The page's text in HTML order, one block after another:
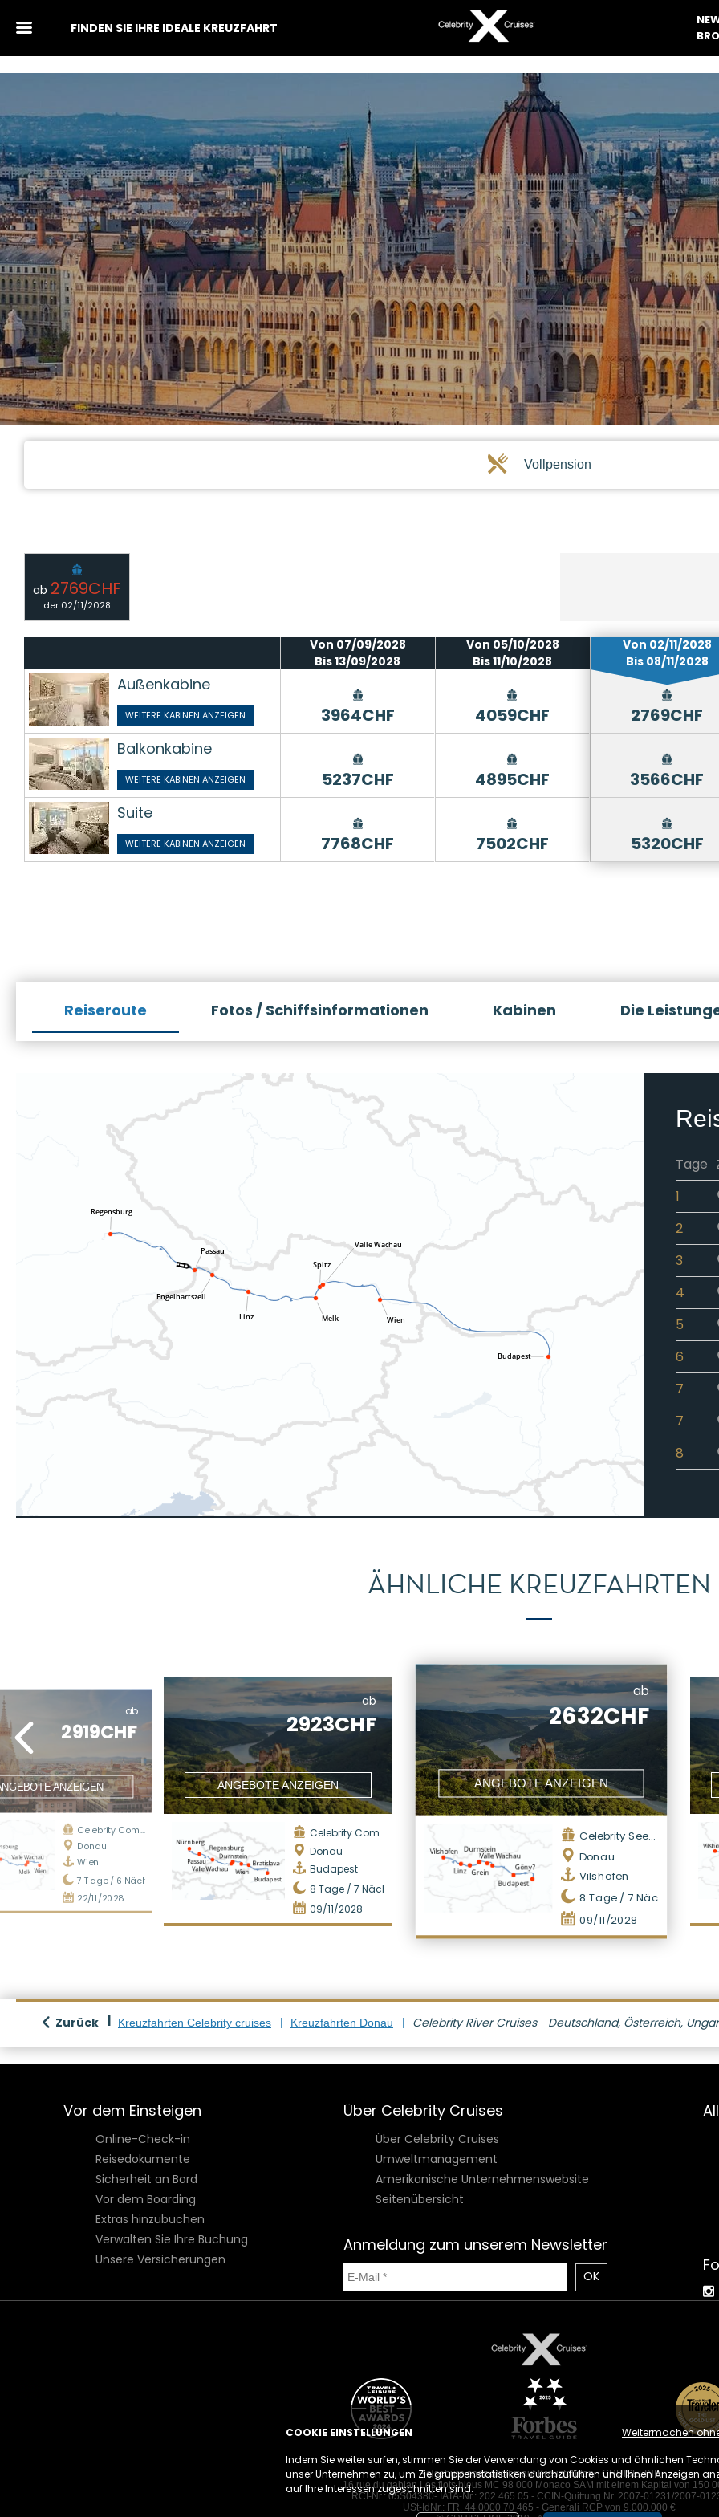
COOKIE EINSTELLUNGEN
Weitermachen
Indem Sie weiter surfen, stimmen Sie der Verwendung von Cookies und ähnlichen
unser Unternehmen zu, um Zielgruppenstatistiken durchzuführen und Ihnen Anzeigen
auf Ihre Interessen zugeschnitten sind.
FINDEN SIE IHRE IDEALE KREUZFAHRT
Vollpension
ab 2769CHF
der 02/11/2028
Außenkabine
WEITERE KABINEN ANZEIGEN
Balkonkabine
WEITERE KABINEN ANZEIGEN
Suite
WEITERE KABINEN ANZEIGEN
Von 07/09/2028
Bis 13/09/2028
3964CHF
5237CHF
7768CHF
Von 05/10/2028
Bis 11/10/2028
4059CHF
4895CHF
7502CHF
Von 02/11/2028
Bis 08/11/2028
2769CHF
3566CHF
5320CHF
Reiseroute Fotos / Schiffsinformationen Kabinen Die
Tage
1
2
3
4
5
6
7
7
8
ÄHNLICHE KREUZFAHRTEN
ab
2919CHF
ANZEIGEN
Celebrity Compass
Donau
Wien
7 Tage / 6 Nächte
22/11/2028
ab
2923CHF
ANGEBOTE ANZEIGEN
Celebrity Compass
Donau
Budapest
8 Tage / 7 Nächte
09/11/2028
ab
2632CHF
ANGEBOTE ANZEIGEN
Celebrity Seeker
Donau
Vilshofen
8 Tage /7 Nächte
09/11/2028
Zurück Kreuzfahrten Celebrity cruises Kreuzfahrten Donau Celebrity River Cruises Deutschland, Österreich,
Vor dem Einsteigen
Online-Check-in
Reisedokumente
Sicherheit an Bord
Vor dem Boarding
Extras hinzubuchen
Verwalten Sie Ihre Buchung
Unsere Versicherungen
Über Celebrity Cruises
Über Celebrity Cruises
Umweltmanagement
Amerikanische Unternehmenswebsite
Seitenübersicht
Anmeldung zum unserem Newsletter
OK
Reisebüro spezialisiert auf Kreuzfahrten - CRUISELINE
16 rue du gabian Les flots bleus MC 98 000 Monaco SAM mit einem Kapital von 150
RCI-Nr.: 05S04380- IATA-Nr.: 202 465 05 - CCIN-Quittung Nr. 2007-01231/2007-
USt-IdNr.: FR. 44 0000 70 465 - Generali RCP von 9.000.000 €